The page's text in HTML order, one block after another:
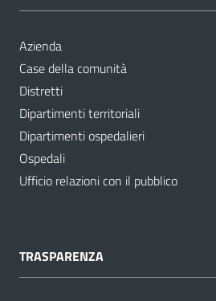
Azienda
Case della comunità
Distretti
Dipartimenti territoriali
Dipartimenti ospedalieri
Ospedali
Ufficio relazioni con il pubblico
TRASPARENZA